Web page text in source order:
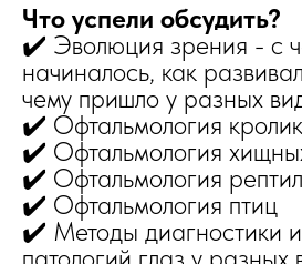
Что успели обсудить?
✔️ Эволюция зрения - с
начиналось, как
чему пришло у разных
✔️ Офтальмология
✔️ Офтальмология
✔️ Офтальмология
✔️ Офтальмология птиц
✔️ Методы диагностики
патологий глаз у разных